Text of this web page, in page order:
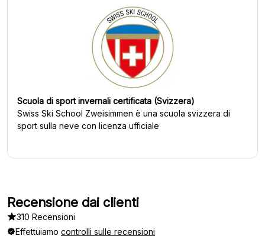
Scuola di sport invernali certificata (Svizzera)
Swiss Ski School Zweisimmen è una scuola svizzera di
sport sulla neve con licenza ufficiale
Recensione dai clienti
310 Recensioni
Effettuiamo controlli sulle recensioni